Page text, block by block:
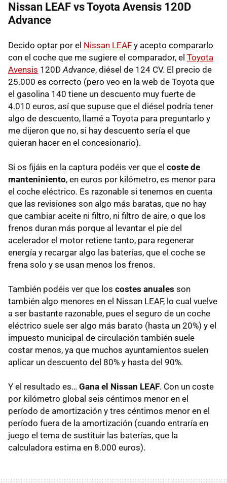
Nissan LEAF vs Toyota Avensis 120D
Advance
Decido optar por el Nissan LEAF y acepto compararlo
con el coche que me sugiere el comparador, el Toyota
Avensis 120DAdvance, diésel de 124 CV. El precio de
25.000 es correcto (pero veo en la web de Toyota que
el gasolina 140 tiene un descuento muy fuerte de
4.010 euros, así que supuse que el diésel podría tener
algo de descuento, llamé a Toyota para preguntarlo y
me dijeron que no, si hay descuento sería el que
quieran hacer en el concesionario).
Si os fijáis en la captura podéis ver que el coste de
manteniniento, en euros por kilómetro, es menor para
el coche eléctrico. Es razonable si tenemos en cuenta
que las revisiones son algo más baratas, que no hay
que cambiar aceite ni filtro, ni filtro de aire, o que los
frenos duran más porque al levantar el pie del
acelerador el motor retiene tanto, para regenerar
energía y recargar algo las baterías, que el coche se
frena solo y se usan menos los frenos.
También podéis ver que los costes anuales son
también algo menores en el Nissan LEAF, lo cual vuelve
a ser bastante razonable, pues el seguro de un coche
eléctrico suele ser algo más barato (hasta un 20%) y el
impuesto municipal de circulación también suele
costar menos, ya que muchos ayuntamientos suelen
aplicar un descuento del 80% y hasta del 90%.
Y el resultado es… Gana el Nissan LEAF. Con un coste
por kilómetro global seis céntimos menor en el
período de amortización y tres céntimos menor en el
período fuera de la amortización (cuando entraría en
juego el tema de sustituir las baterías, que la
calculadora estima en 8.000 euros).